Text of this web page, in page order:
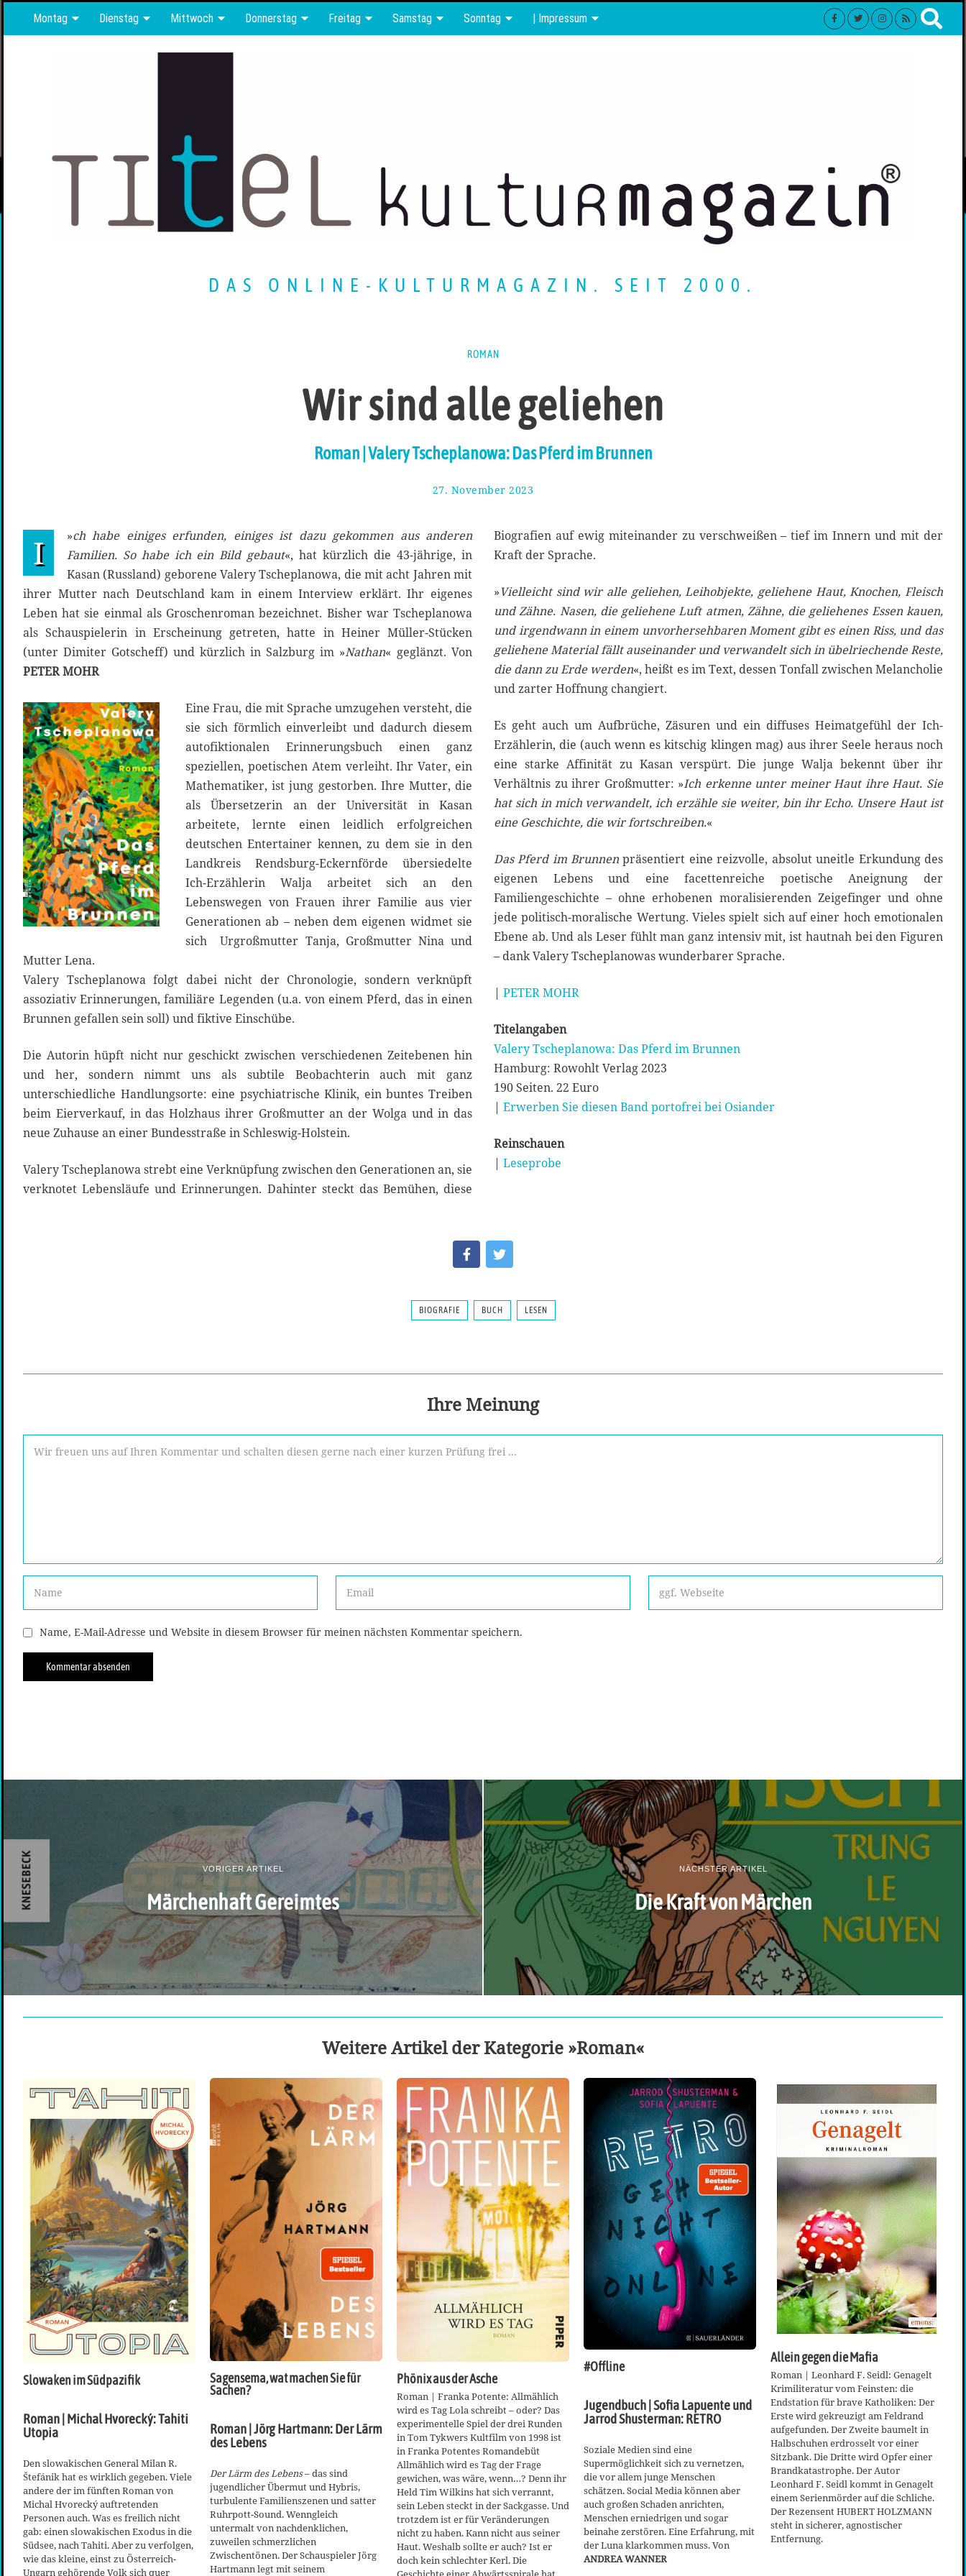
Montag Dienstag Mittwoch Donnerstag Freitag Samstag Sonntag | Impressum
DAS ONLINE-KULTURMAGAZIN. SEIT 2000.
ROMAN
Wir sind alle geliehen
Roman | Valery Tscheplanowa: Das Pferd im Brunnen
27. November 2023
e
e
b
e
r
2
0
3
»
I
ch habe einiges erfunden, einiges ist dazu gekommen aus anderen
Familien. So habe ich ein Bild gebaut«, hat kürzlich die 43-jährige, in
Kasan (Russland) geborene Valery Tscheplanowa, die mit acht Jahren mit
ihrer Mutter nach Deutschland kam in einem Interview erklärt. Ihr eigenes
Leben hat sie einmal als Groschenroman bezeichnet. Bisher war Tscheplanowa
als Schauspielerin in Erscheinung getreten, hatte in Heiner Müller-Stücken
(unter Dimiter Gotscheff) und kürzlich in Salzburg im »Nathan« geglänzt. Von
PETER MOHR
Eine Frau, die mit Sprache umzugehen versteht, die
sie sich förmlich einverleibt und dadurch diesem
autofiktionalen Erinnerungsbuch einen ganz
speziellen, poetischen Atem verleiht. Ihr Vater, ein
Mathematiker, ist jung gestorben. Ihre Mutter, die
als Übersetzerin an der Universität in Kasan
arbeitete, lernte einen leidlich erfolgreichen
deutschen Entertainer kennen, zu dem sie in den
Landkreis Rendsburg-Eckernförde übersiedelte
Ich-Erzählerin Walja arbeitet sich an den
Lebenswegen von Frauen ihrer Familie aus vier
Generationen ab – neben dem eigenen widmet sie
sich Urgroßmutter Tanja, Großmutter Nina und
Mutter Lena.
Valery Tscheplanowa folgt dabei nicht der Chronologie, sondern verknüpft
assoziativ Erinnerungen, familiäre Legenden (u.a. von einem Pferd, das in einen
Brunnen gefallen sein soll) und fiktive Einschübe.
Die Autorin hüpft nicht nur geschickt zwischen verschiedenen Zeitebenen hin
und her, sondern nimmt uns als subtile Beobachterin auch mit ganz
unterschiedliche Handlungsorte: eine psychiatrische Klinik, ein buntes Treiben
beim Eierverkauf, in das Holzhaus ihrer Großmutter an der Wolga und in das
neue Zuhause an einer Bundesstraße in Schleswig-Holstein.
Valery Tscheplanowa strebt eine Verknüpfung zwischen den Generationen an, sie
verknotet Lebensläufe und Erinnerungen. Dahinter steckt das Bemühen, diese
Biografien auf ewig miteinander zu verschweißen – tief im Innern und mit der
Kraft der Sprache.
»Vielleicht sind wir alle geliehen, Leihobjekte, geliehene Haut, Knochen, Fleisch
und Zähne. Nasen, die geliehene Luft atmen, Zähne, die geliehenes Essen kauen,
und irgendwann in einem unvorhersehbaren Moment gibt es einen Riss, und das
geliehene Material fällt auseinander und verwandelt sich in übelriechende Reste,
die dann zu Erde werden«, heißt es im Text, dessen Tonfall zwischen Melancholie
und zarter Hoffnung changiert.
Es geht auch um Aufbrüche, Zäsuren und ein diffuses Heimatgefühl der Ich-
Erzählerin, die (auch wenn es kitschig klingen mag) aus ihrer Seele heraus noch
eine starke Affinität zu Kasan verspürt. Die junge Walja bekennt über ihr
Verhältnis zu ihrer Großmutter: »Ich erkenne unter meiner Haut ihre Haut. Sie
hat sich in mich verwandelt, ich erzähle sie weiter, bin ihr Echo. Unsere Haut ist
eine Geschichte, die wir fortschreiben.«
Das Pferd im Brunnen präsentiert eine reizvolle, absolut uneitle Erkundung des
eigenen Lebens und eine facettenreiche poetische Aneignung der
Familiengeschichte – ohne erhobenen moralisierenden Zeigefinger und ohne
jede politisch-moralische Wertung. Vieles spielt sich auf einer hoch emotionalen
Ebene ab. Und als Leser fühlt man ganz intensiv mit, ist hautnah bei den Figuren
– dank Valery Tscheplanowas wunderbarer Sprache.
| PETER MOHR
Titelangaben
Valery Tscheplanowa: Das Pferd im Brunnen
Hamburg: Rowohlt Verlag 2023
190 Seiten. 22 Euro
| Erwerben Sie diesen Band portofrei bei Osiander
Reinschauen
| Leseprobe
BIOGRAFIE BUCH LESEN
Ihre Meinung
Name, E-Mail-Adresse und Website in diesem Browser für meinen nächsten Kommentar speichern.
VORIGER ARTIKEL
Märchenhaft Gereimtes
NÄCHSTER ARTIKEL
Die Kraft von Märchen
Weitere Artikel der Kategorie »Roman«
Slowaken im Südpazifik
Roman | Michal Hvorecký: Tahiti
Utopia
Den slowakischen General Milan R.
Štefánik hat es wirklich gegeben. Viele
andere der im fünften Roman von
Michal Hvorecký auftretenden
Personen auch. Was es freilich nicht
gab: einen slowakischen Exodus in die
Südsee, nach Tahiti. Aber zu verfolgen,
wie das kleine, einst zu Österreich-
Ungarn gehörende Volk sich quer
Sagensema, wat machen Sie für
Sachen?
Roman | Jörg Hartmann: Der Lärm
des Lebens
Der Lärm des Lebens– das sind
jugendlicher Übermut und Hybris,
turbulente Familienszenen und satter
Ruhrpott-Sound. Wenngleich
untermalt von nachdenklichen,
zuweilen schmerzlichen
Zwischentönen. Der Schauspieler Jörg
Hartmann legt mit seinem
Phönix aus der Asche
Roman | Franka Potente: Allmählich
wird es Tag Lola schreibt – oder? Das
experimentelle Spiel der drei Runden
in Tom Tykwers Kultfilm von 1998 ist
in Franka Potentes Romandebüt
Allmählich wird es Tag der Frage
gewichen, was wäre, wenn…? Denn ihr
Held Tim Wilkins hat sich verrannt,
sein Leben steckt in der Sackgasse. Und
trotzdem ist er für Veränderungen
nicht zu haben. Kann nicht aus seiner
Haut. Weshalb sollte er auch? Ist er
doch kein schlechter Kerl. Die
#Offline
Jugendbuch | Sofia Lapuente und
Jarrod Shusterman: RETRO
Soziale Medien sind eine
Supermöglichkeit sich zu vernetzen,
die vor allem junge Menschen
schätzen. Social Media können aber
auch großen Schaden anrichten,
Menschen erniedrigen und sogar
beinahe zerstören. Eine Erfahrung, mit
der Luna klarkommen muss. Von
ANDREA WANNER
Allein gegen die Mafia
Roman | Leonhard F. Seidl: Genagelt
Krimiliteratur vom Feinsten: die
Endstation für brave Katholiken: Der
Erste wird gekreuzigt am Feldrand
aufgefunden. Der Zweite baumelt in
Halbschuhen erdrosselt vor einer
Sitzbank. Die Dritte wird Opfer einer
Brandkatastrophe. Der Autor
Leonhard F. Seidl kommt in Genagelt
einem Serienmörder auf die Schliche.
Der Rezensent HUBERT HOLZMANN
steht in sicherer, agnostischer
Entfernung.